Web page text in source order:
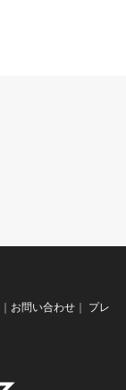
お問い合わせ｜ プレ